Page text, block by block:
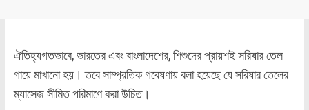
ঐতিহ্যগতভাবে, ভারতের এবং বাংলাদেশের, শিশুদের প্রায়শই সরিষার তেল
গায়ে মাখানো হয়। তবে সাম্প্রতিক গবেষণায় বলা হয়েছে যে সরিষার তেলের
ম্যাসেজ সীমিত পরিমাণে করা উচিত।